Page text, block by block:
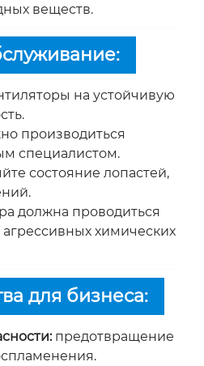
веществ.
на устойчивую
производиться
специалистом.
состояние лопастей,
должна проводиться
химических
для бизнеса:
предотвращение